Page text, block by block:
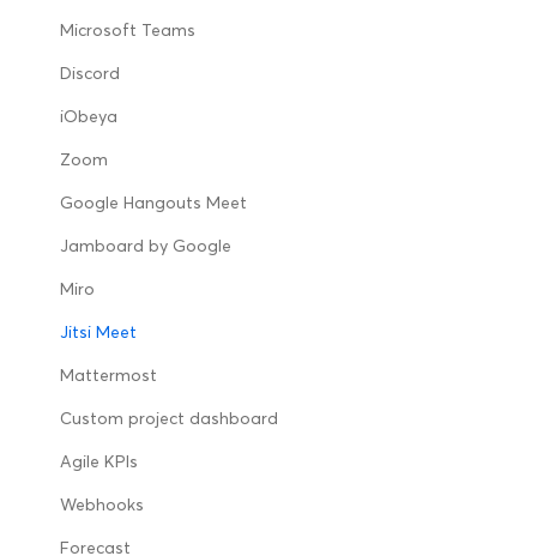
Microsoft Teams
Discord
iObeya
Zoom
Google Hangouts Meet
Jamboard by Google
Miro
Jitsi Meet
Mattermost
Custom project dashboard
Agile KPIs
Webhooks
Forecast